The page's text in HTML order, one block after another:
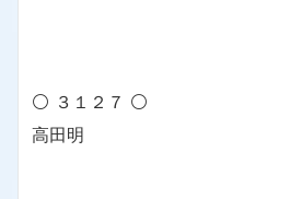
⚪ ３１２７ ⚪
高田明